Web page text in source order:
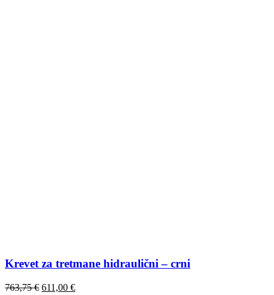
Krevet za tretmane hidraulični – crni
763,75€ 611,00 €